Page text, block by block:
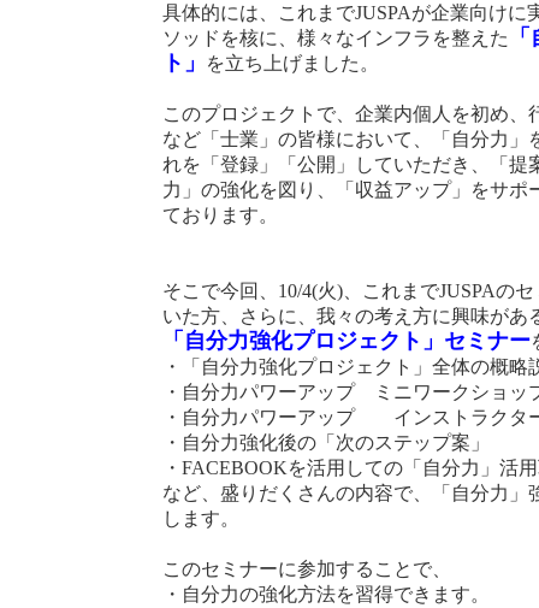
具体的には、これまでJUSPAが企業向けに
ソッドを核に、様々なインフラを整えた
ト」
を立ち上げました。
このプロジェクトで、企業内個人を初め、
など「士業」の皆様において、「自分力」
れを「登録」「公開」していただき、「提
力」の強化を図り、「収益アップ」をサポ
ております。
そこで今回、10/4(火)、これまでJUSPAの
いた方、さらに、我々の考え方に興味があ
「自分力強化プロジェクト」セミナー
・「自分力強化プロジェクト」全体の概略
・自分力パワーアップ ミニワークショッ
・自分力パワーアップ インストラクタ
・自分力強化後の「次のステップ案」
・FACEBOOKを活用しての「自分力」活
など、盛りだくさんの内容で、「自分力」
します。
このセミナーに参加することで、
・自分力の強化方法を習得できます。